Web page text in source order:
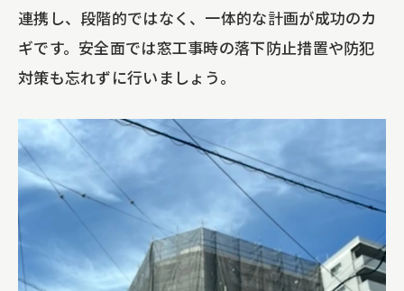
連携し、段階的ではなく、一体的な計画が成功のカ
ギです。安全面では窓工事時の落下防止措置や防犯
対策も忘れずに行いましょう。